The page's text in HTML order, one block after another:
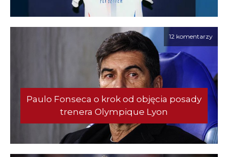
12 komentarzy
Paulo Fonseca o krok od objęcia posady
trenera Olympique Lyon